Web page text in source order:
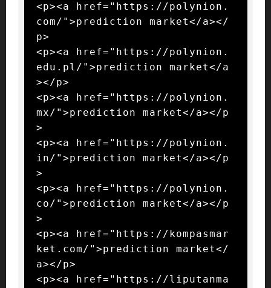
<p><a href="https://polynion.
com/">prediction market</a></
p>
<p><a href="https://polynion.
edu.pl/">prediction market</a
></p>
<p><a href="https://polynion.
mx/">prediction market</a></p
>
<p><a href="https://polynion.
in/">prediction market</a></p
>
<p><a href="https://polynion.
co/">prediction market</a></p
>
<p><a href="https://kompasmar
ket.com/">prediction market</
a></p>
<p><a href="https://liputanma